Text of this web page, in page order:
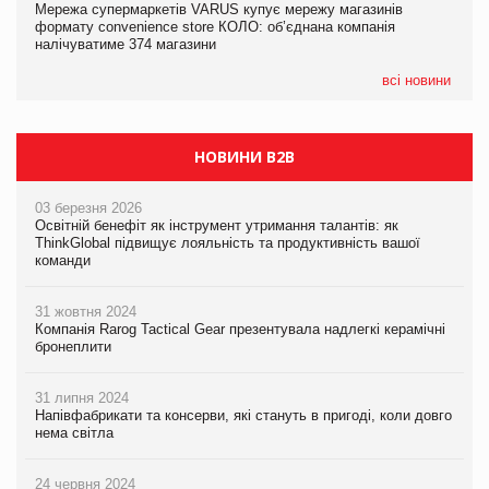
Мережа супермаркетів VARUS купує мережу магазинів
формату convenience store КОЛО: об’єднана компанія
налічуватиме 374 магазини
всі новини
Мережа супермаркетів VARUS купує мережу магазинів
формату convenience store КОЛО: об’єднана компанія
налічуватиме 374 магазини
Adidas витратила понад $1 млрд на маркетинг за квартал
НОВИНИ B2B
03 березня 2026
Освітній бенефіт як інструмент утримання талантів: як
ThinkGlobal підвищує лояльність та продуктивність вашої
команди
31 жовтня 2024
Компанія Rarog Tactical Gear презентувала надлегкі керамічні
бронеплити
31 липня 2024
Напівфабрикати та консерви, які стануть в пригоді, коли довго
нема світла
24 червня 2024